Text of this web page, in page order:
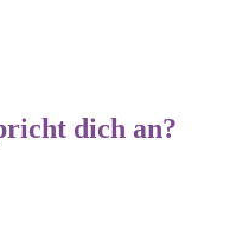
dich an?